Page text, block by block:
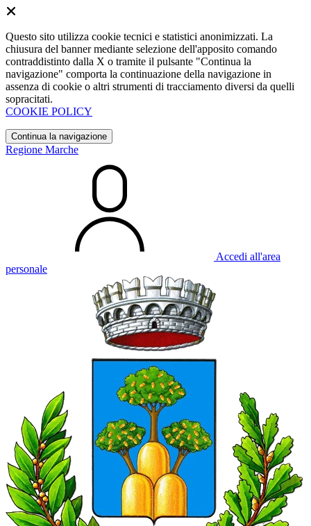
Questo sito utilizza cookie tecnici e statistici anonimizzati. La
chiusura del banner mediante selezione dell'apposito comando
contraddistinto dalla X o tramite il pulsante "Continua la
navigazione" comporta la continuazione della navigazione in
assenza di cookie o altri strumenti di tracciamento diversi da quelli
sopracitati.
COOKIE POLICY
Continua la navigazione
Regione Marche
Accedi all'area
personale